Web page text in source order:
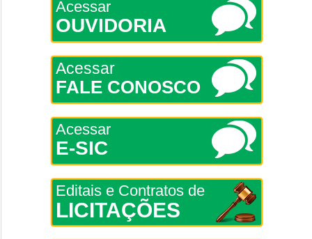
Acessar
OUVIDORIA
Acessar
FALE CONOSCO
Acessar
E-SIC
Editais e Contratos de
LICITAÇÕES